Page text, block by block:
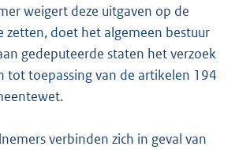
weigert deze uitgaven op de
zetten, doet het algemeen bestuur
gedeputeerde staten het verzoek
tot toepassing van de artikelen 194
verbinden zich in geval van